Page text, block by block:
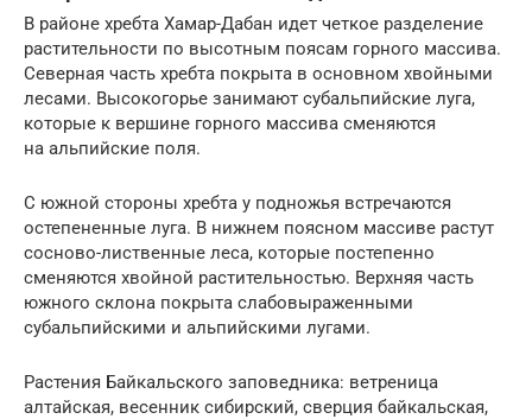
В районе хребта Хамар-Дабан идет четкое разделение
растительности по высотным поясам горного массива.
Северная часть хребта покрыта в основном хвойными
лесами. Высокогорье занимают субальпийские луга,
которые к вершине горного массива сменяются
на альпийские поля.
С южной стороны хребта у подножья встречаются
остепененные луга. В нижнем поясном массиве растут
сосново-лиственные леса, которые постепенно
сменяются хвойной растительностью. Верхняя часть
южного склона покрыта слабовыраженными
субальпийскими и альпийскими лугами.
Растения Байкальского заповедника: ветреница
алтайская, весенник сибирский, сверция байкальская,